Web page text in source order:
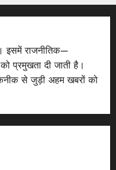
इसमें राजनीतिक—
प्रमुखता दी जाती है।
से जुड़ी अहम खबरों को